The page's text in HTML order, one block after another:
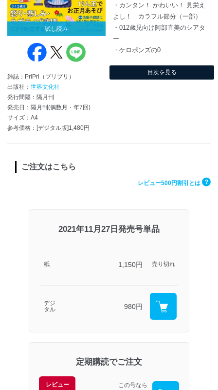
試し読み
雑誌：PriPri（プリプリ）
出版社： 世界文化社
発行間隔：隔月刊
発売日：隔月刊(偶数月・年7回)
サイズ：A4
参考価格：[デジタル版]1,480円
・カンタン！ かわいい！ 見栄え
よし！ カラフル節分（一部）
・012歳児向け阿部直美のシアタ
ー
・ケロポンズの0...
目次を見る
ご注文はこちら
レビュー500円割引とは ?
2021年11月27日発売号単品
紙 1,150円 売り切れ
デジ
タル
980円
定期購読でご注文
レビュー この号なら